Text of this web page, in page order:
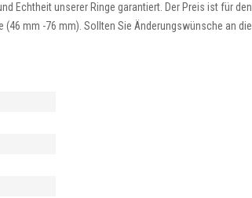
Echtheit unserer Ringe garantiert. Der Preis ist für
mm -76 mm). Sollten Sie Änderungswünsche an